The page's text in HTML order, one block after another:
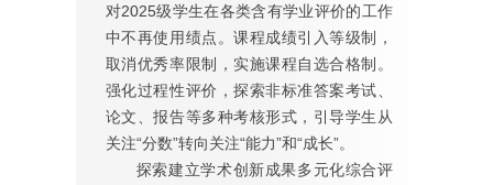
对2025级学生在各类含有学业评价的工作
中不再使用绩点。课程成绩引入等级制，
取消优秀率限制，实施课程自选合格制。
强化过程性评价，探索非标准答案考试、
论文、报告等多种考核形式，引导学生从
关注“分数”转向关注“能力”和“成长”。
探索建立学术创新成果多元化综合评